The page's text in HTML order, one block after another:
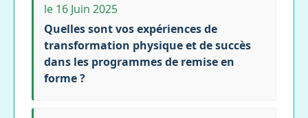
le 16 Juin 2025
Quelles sont vos expériences de
transformation physique et de succès
dans les programmes de remise en
forme ?